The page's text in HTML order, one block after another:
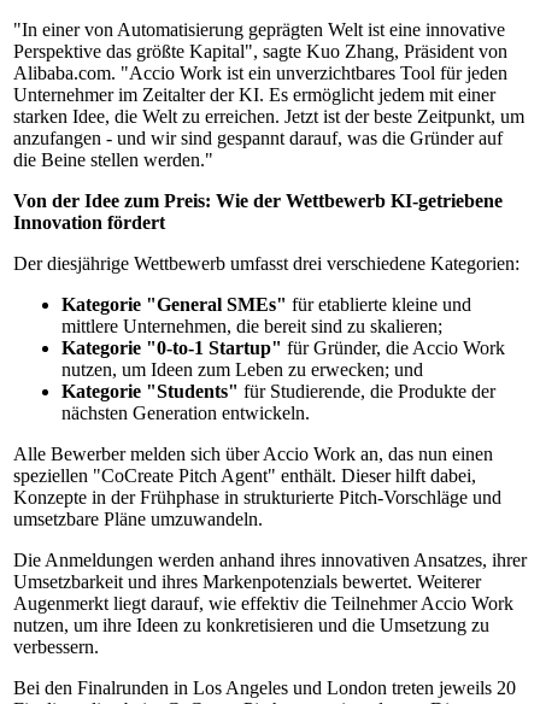
"In einer von Automatisierung geprägten Welt ist eine innovative
Perspektive das größte Kapital", sagte Kuo Zhang, Präsident von
Alibaba.com. "Accio Work ist ein unverzichtbares Tool für jeden
Unternehmer im Zeitalter der KI. Es ermöglicht jedem mit einer
starken Idee, die Welt zu erreichen. Jetzt ist der beste Zeitpunkt, um
anzufangen - und wir sind gespannt darauf, was die Gründer auf
die Beine stellen werden."
Von der Idee zum Preis: Wie der Wettbewerb KI-getriebene
Innovation fördert
Der diesjährige Wettbewerb umfasst drei verschiedene Kategorien:
Kategorie "General SMEs" für etablierte kleine und
mittlere Unternehmen, die bereit sind zu skalieren;
Kategorie "0-to-1 Startup" für Gründer, die Accio Work
nutzen, um Ideen zum Leben zu erwecken; und
Kategorie "Students" für Studierende, die Produkte der
nächsten Generation entwickeln.
Alle Bewerber melden sich über Accio Work an, das nun einen
speziellen "CoCreate Pitch Agent" enthält. Dieser hilft dabei,
Konzepte in der Frühphase in strukturierte Pitch-Vorschläge und
umsetzbare Pläne umzuwandeln.
Die Anmeldungen werden anhand ihres innovativen Ansatzes, ihrer
Umsetzbarkeit und ihres Markenpotenzials bewertet. Weiterer
Augenmerkt liegt darauf, wie effektiv die Teilnehmer Accio Work
nutzen, um ihre Ideen zu konkretisieren und die Umsetzung zu
verbessern.
Bei den Finalrunden in Los Angeles und London treten jeweils 20